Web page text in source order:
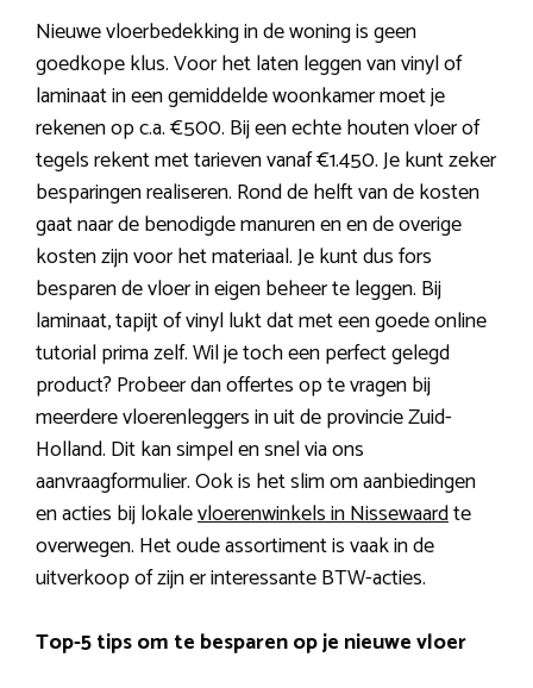
Nieuwe vloerbedekking in de woning is geen
goedkope klus. Voor het laten leggen van vinyl of
laminaat in een gemiddelde woonkamer moet je
rekenen op c.a. €500. Bij een echte houten vloer of
tegels rekent met tarieven vanaf €1.450. Je kunt zeker
besparingen realiseren. Rond de helft van de kosten
gaat naar de benodigde manuren en en de overige
kosten zijn voor het materiaal. Je kunt dus fors
besparen de vloer in eigen beheer te leggen. Bij
laminaat, tapijt of vinyl lukt dat met een goede online
tutorial prima zelf. Wil je toch een perfect gelegd
product? Probeer dan offertes op te vragen bij
meerdere vloerenleggers in uit de provincie Zuid-
Holland. Dit kan simpel en snel via ons
aanvraagformulier. Ook is het slim om aanbiedingen
en acties bij lokalevloerenwinkels in Nissewaardte
overwegen. Het oude assortiment is vaak in de
uitverkoop of zijn er interessante BTW-acties.
Top-5 tips om te besparen op je nieuwe vloer